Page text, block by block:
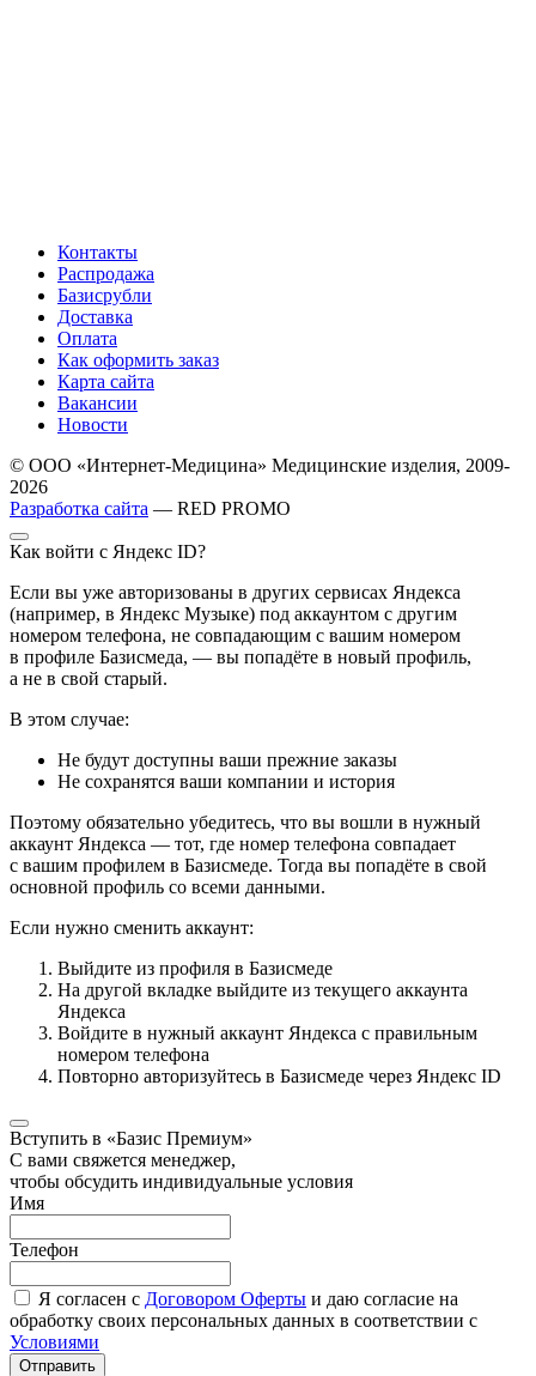
Контакты
Распродажа
Базисрубли
Доставка
Оплата
Как оформить заказ
Карта сайта
Вакансии
Новости
© ООО «Интернет-Медицина» Медицинские изделия, 2009-
2026
Разработка сайта — RED PROMO
Как войти с Яндекс ID?
Если вы уже авторизованы в других сервисах Яндекса
(например, в Яндекс Музыке) под аккаунтом с другим
номером телефона, не совпадающим с вашим номером
в профиле Базисмеда, — вы попадёте в новый профиль,
а не в свой старый.
В этом случае:
Не будут доступны ваши прежние заказы
Не сохранятся ваши компании и история
Поэтому обязательно убедитесь, что вы вошли в нужный
аккаунт Яндекса — тот, где номер телефона совпадает
с вашим профилем в Базисмеде. Тогда вы попадёте в свой
основной профиль со всеми данными.
Если нужно сменить аккаунт:
Выйдите из профиля в Базисмеде
На другой вкладке выйдите из текущего аккаунта
Яндекса
Войдите в нужный аккаунт Яндекса с правильным
номером телефона
Повторно авторизуйтесь в Базисмеде через Яндекс ID
Вступить в «Базис Премиум»
С вами свяжется менеджер,
чтобы обсудить индивидуальные условия
Имя
Телефон
Я согласен с Договором Оферты и даю согласие на
обработку своих персональных данных в соответствии с
Условиями
Отправить